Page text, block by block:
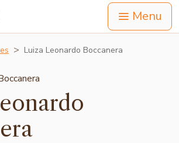
Menu
Luiza Leonardo Boccanera